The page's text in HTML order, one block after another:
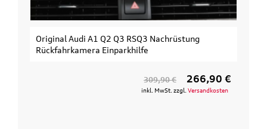
Original Audi A1 Q2 Q3 RSQ3 Nachrüstung
Rückfahrkamera Einparkhilfe
309,90 € 266,90 €
inkl. MwSt. zzgl. Versandkosten